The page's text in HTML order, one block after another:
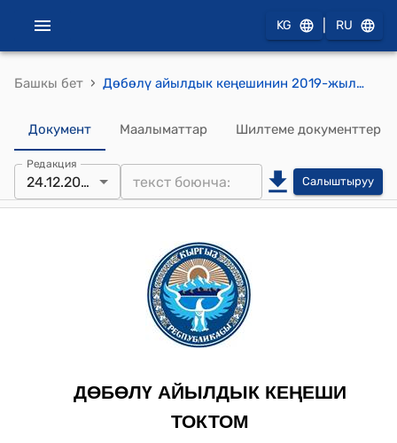
KG RU
Башкы бет › Дөбөлү айылдык кеңешинин 2019-жылдын 24-декабрындагы №39/1"Дөбөлү айыл аймагынын айыл өкмөтүнүн бюджетине кошумча келген акча каражатын пайдалануу жөнүндө"токтому
Документ Маалыматтар Шилтеме документтер
Редакция
24.12.2019 Салыштыруу